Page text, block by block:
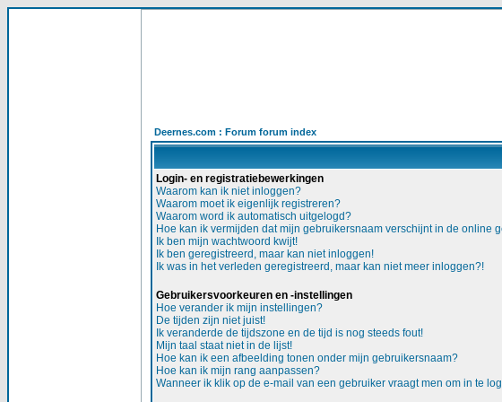
Deernes.com : Forum forum index
Login- en registratiebewerkingen
Waarom kan ik niet inloggen?
Waarom moet ik eigenlijk registreren?
Waarom word ik automatisch uitgelogd?
Hoe kan ik vermijden dat mijn gebruikersnaam verschijnt in de online
Ik ben mijn wachtwoord kwijt!
Ik ben geregistreerd, maar kan niet inloggen!
Ik was in het verleden geregistreerd, maar kan niet meer inloggen?!
Gebruikersvoorkeuren en -instellingen
Hoe verander ik mijn instellingen?
De tijden zijn niet juist!
Ik veranderde de tijdszone en de tijd is nog steeds fout!
Mijn taal staat niet in de lijst!
Hoe kan ik een afbeelding tonen onder mijn gebruikersnaam?
Hoe kan ik mijn rang aanpassen?
Wanneer ik klik op de e-mail van een gebruiker vraagt men om in te